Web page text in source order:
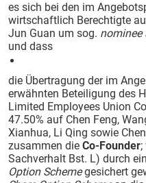
es sich bei den im
wirtschaftlich Berechtigte
Jun Guan um sog. nominee
und dass
die Übertragung der im
erwähnten Beteiligung des
Limited Employees Union
47.50% auf Chen Feng,
Xianhua, Li Qing sowie
zusammen die Co-Founder
Sachverhalt Bst. L) durch
Option Schemegesichert